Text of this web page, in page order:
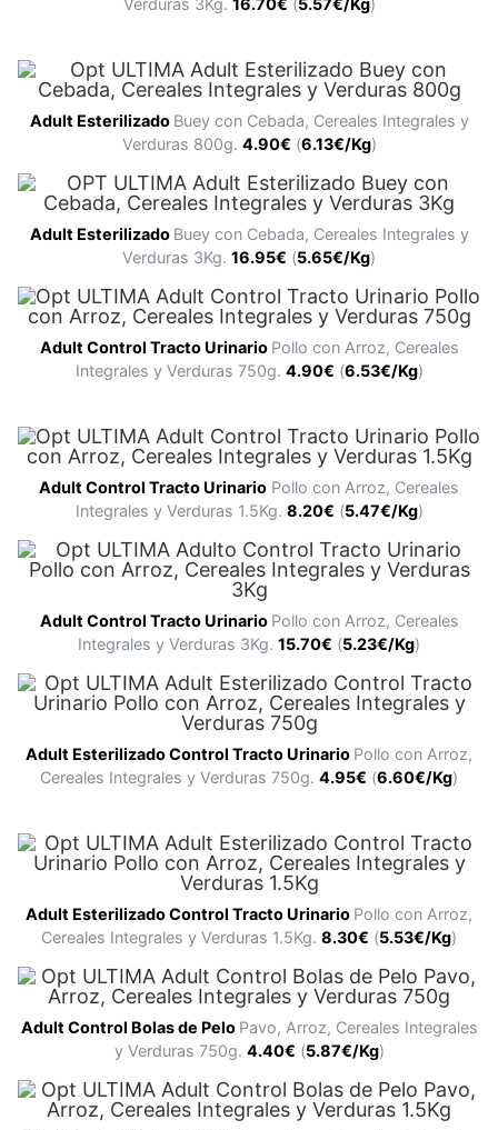
Verduras 3Kg. 16.70€ (5.57€/Kg)
Adult Esterilizado Buey con Cebada, Cereales Integrales y
Verduras 800g. 4.90€ (6.13€/Kg)
Adult Esterilizado Buey con Cebada, Cereales Integrales y
Verduras 3Kg. 16.95€ (5.65€/Kg)
Adult Control Tracto Urinario Pollo con Arroz, Cereales
Integrales y Verduras 750g. 4.90€ (6.53€/Kg)
Adult Control Tracto Urinario Pollo con Arroz, Cereales
Integrales y Verduras 1.5Kg. 8.20€ (5.47€/Kg)
Adult Control Tracto Urinario Pollo con Arroz, Cereales
Integrales y Verduras 3Kg. 15.70€ (5.23€/Kg)
Adult Esterilizado Control Tracto Urinario Pollo con Arroz,
Cereales Integrales y Verduras 750g. 4.95€ (6.60€/Kg)
Adult Esterilizado Control Tracto Urinario Pollo con Arroz,
Cereales Integrales y Verduras 1.5Kg. 8.30€ (5.53€/Kg)
Adult Control Bolas de Pelo Pavo, Arroz, Cereales Integrales
y Verduras 750g. 4.40€ (5.87€/Kg)